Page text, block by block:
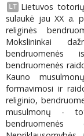
LT
Lietuvos
sulaukė jau XX a.
religinės
Mokslininkai
bendruomenės
bendruomenės
Kauno
formavimosi ir
religinio,
musulmonų -